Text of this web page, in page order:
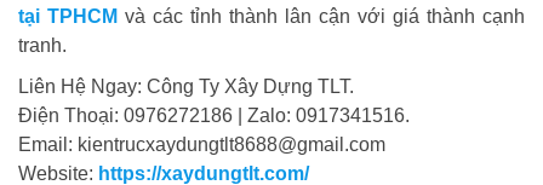
tại TPHCM và các tỉnh thành lân cận với giá thành cạnh
tranh.
Liên Hệ Ngay: Công Ty Xây Dựng TLT.
Điện Thoại: 0976272186 | Zalo: 0917341516.
Email: kientrucxaydungtlt8688@gmail.com
Website: https://xaydungtlt.com/